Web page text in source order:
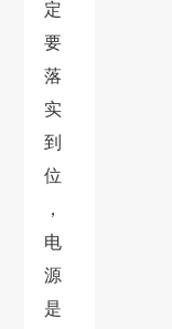
定
要
落
实
到
位
，
电
源
是